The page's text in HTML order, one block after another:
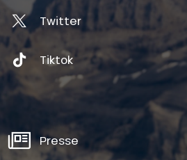
Twitter
Tiktok
Presse